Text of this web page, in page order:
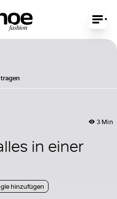
3 Min
in einer
hinzufügen